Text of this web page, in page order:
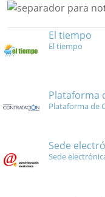
El tiempo
El tiempo
Plataforma
Plataforma de
Sede
Sede